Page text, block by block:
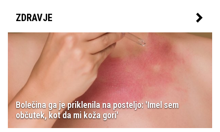
ZDRAVJE
Bolečina ga je priklenila na posteljo: 'Imel sem
občutek, kot da mi koža gori'